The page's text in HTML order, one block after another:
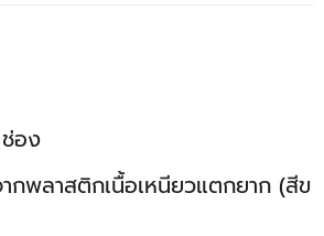
อง
กพลาสติกเนื้อเหนียวแตกยาก (สีข